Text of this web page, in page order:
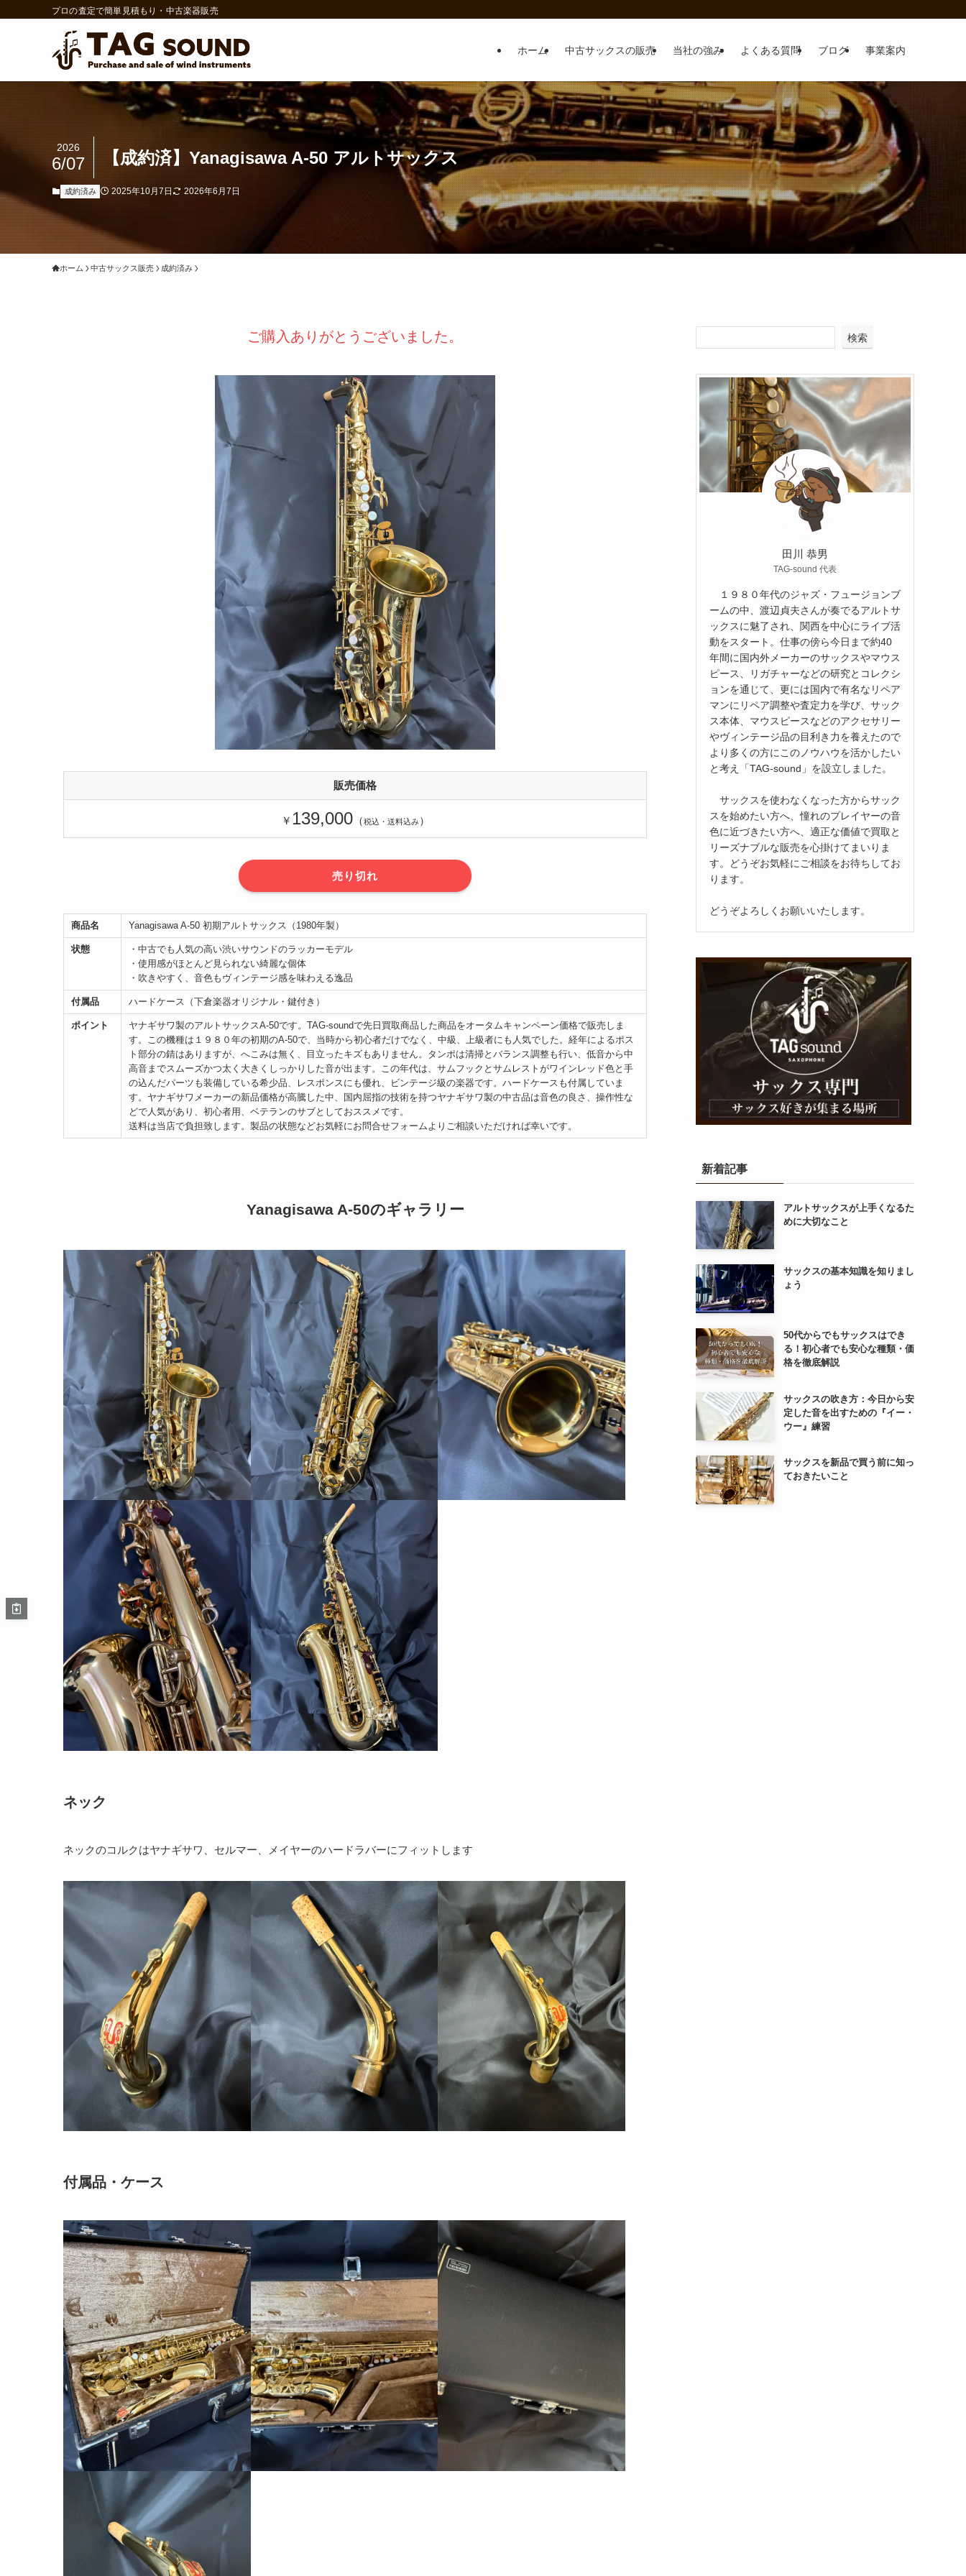
プロの査定で簡単見積もり・中古楽器販売
ホーム 中古サックスの販売 当社の強み よくある質問 ブログ 事業案内
【成約済】Yanagisawa A-50 アルトサックス
2026
6/07
成約済み 2025年10月7日 2026年6月7日
ホーム 中古サックス販売 成約済み
ご購入ありがとうございました。
販売価格
￥ 139,000（税込・送料込み）
売り切れ
商品名 Yanagisawa A-50 初期アルトサックス（1980年製）
状態
・中古でも人気の高い渋いサウンドのラッカーモデル
・使用感がほとんど見られない綺麗な個体
・吹きやすく、音色もヴィンテージ感を味わえる逸品
付属品 ハードケース（下倉楽器オリジナル・鍵付き）
ポイント
ヤナギサワ製のアルトサックスA-50です。TAG-soundで先日買取商品した商品をオータムキャンペーン価格で販売しま
す。この機種は１９８０年の初期のA-50で、当時から初心者だけでなく、中級、上級者にも人気でした。経年によるポス
ト部分の錆はありますが、へこみは無く、目立ったキズもありません。タンポは清掃とバランス調整も行い、低音から中
高音までスムーズかつ太く大きくしっかりした音が出ます。この年代は、サムフックとサムレストがワインレッド色と手
の込んだパーツも装備している希少品、レスポンスにも優れ、ビンテージ級の楽器です。ハードケースも付属していま
す。ヤナギサワメーカーの新品価格が高騰した中、国内屈指の技術を持つヤナギサワ製の中古品は音色の良さ、操作性な
どで人気があり、初心者用、ベテランのサブとしておススメです。
送料は当店で負担致します。製品の状態などお気軽にお問合せフォームよりご相談いただければ幸いです。
Yanagisawa A-50のギャラリー
ネック
ネックのコルクはヤナギサワ、セルマー、メイヤーのハードラバーにフィットします
付属品・ケース
検索
田川 恭男
TAG-sound 代表
１９８０年代のジャズ・フュージョンブ
ームの中、渡辺貞夫さんが奏でるアルトサ
ックスに魅了され、関西を中心にライブ活
動をスタート。仕事の傍ら今日まで約40
年間に国内外メーカーのサックスやマウス
ピース、リガチャーなどの研究とコレクシ
ョンを通じて、更には国内で有名なリペア
マンにリペア調整や査定力を学び、サック
ス本体、マウスピースなどのアクセサリー
やヴィンテージ品の目利き力を養えたので
より多くの方にこのノウハウを活かしたい
と考え「TAG-sound」を設立しました。
サックスを使わなくなった方からサック
スを始めたい方へ、憧れのプレイヤーの音
色に近づきたい方へ、適正な価値で買取と
リーズナブルな販売を心掛けてまいりま
す。どうぞお気軽にご相談をお待ちしてお
ります。
どうぞよろしくお願いいたします。
新着記事
アルトサックスが上手くなるた
めに大切なこと
サックスの基本知識を知りまし
ょう
50代からでもサックスはでき
る！初心者でも安心な種類・価
格を徹底解説
サックスの吹き方：今日から安
定した音を出すための『イー・
ウー』練習
サックスを新品で買う前に知っ
ておきたいこと